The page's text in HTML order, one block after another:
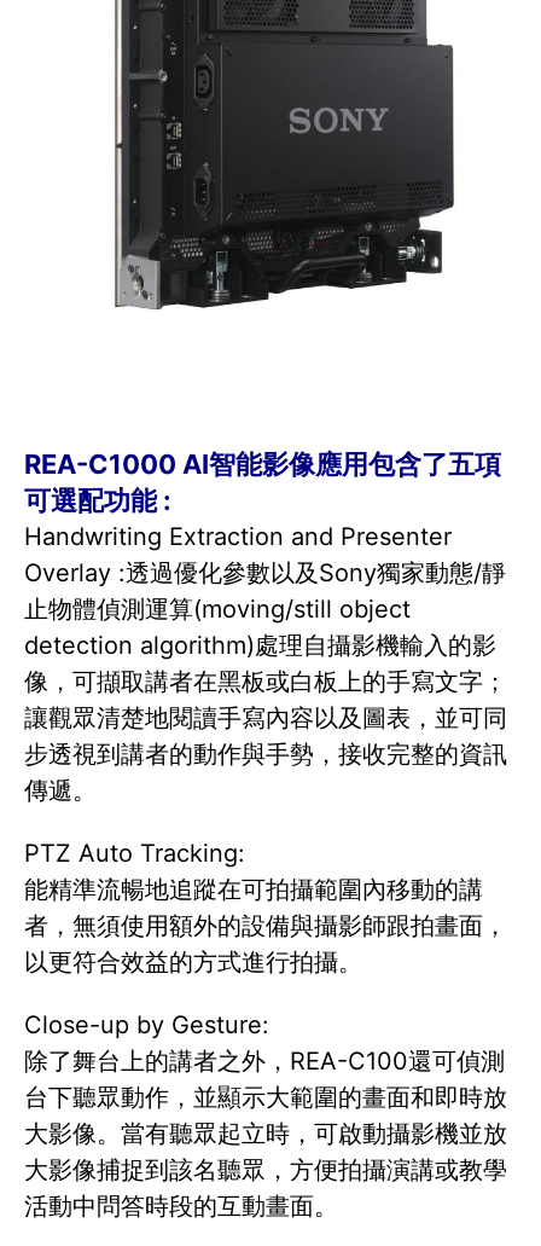
REA-C1000 AI智能影像應用包含了五項
可選配功能 :
Handwriting Extraction and Presenter
Overlay :透過優化參數以及Sony獨家動態/靜
止物體偵測運算(moving/still object
detection algorithm)處理自攝影機輸入的影
像，可擷取講者在黑板或白板上的手寫文字；
讓觀眾清楚地閱讀手寫內容以及圖表，並可同
步透視到講者的動作與手勢，接收完整的資訊
傳遞。
PTZ Auto Tracking:
能精準流暢地追蹤在可拍攝範圍內移動的講
者，無須使用額外的設備與攝影師跟拍畫面，
以更符合效益的方式進行拍攝。
Close-up by Gesture:
除了舞台上的講者之外，REA-C100還可偵測
台下聽眾動作，並顯示大範圍的畫面和即時放
大影像。當有聽眾起立時，可啟動攝影機並放
大影像捕捉到該名聽眾，方便拍攝演講或教學
活動中問答時段的互動畫面。